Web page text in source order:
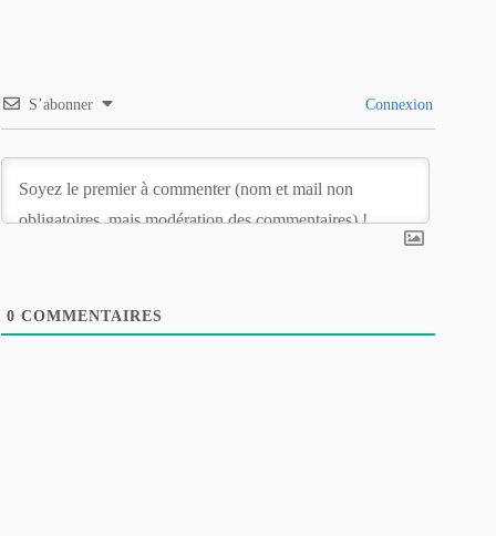
S’abonner Connexion
0 COMMENTAIRES